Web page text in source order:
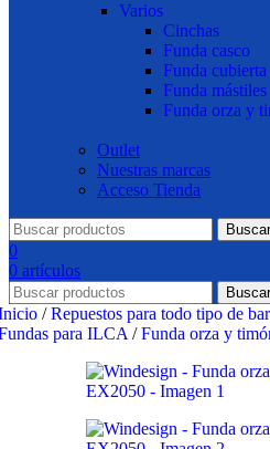
Varios
Cinchas
Funda casco
Funda cubierta
Funda mástiles
Funda orza y
Outlet
Nuestras marcas
Acceso Tienda
0
0 artículos
/ Repuestos para todo tipo de
para ILCA / Funda orza y